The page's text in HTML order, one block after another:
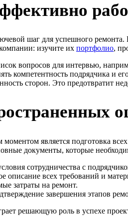
шаг для успешного ремонта.
изучите их портфолио,
вопросов для интервью,
компетентность подрядчика и
сторон. Это предотвратит
является подготовка
документы, которые
сотрудничества с
описание всех требований и
затраты на ремонт.
завершения этапов
решающую роль в успехе